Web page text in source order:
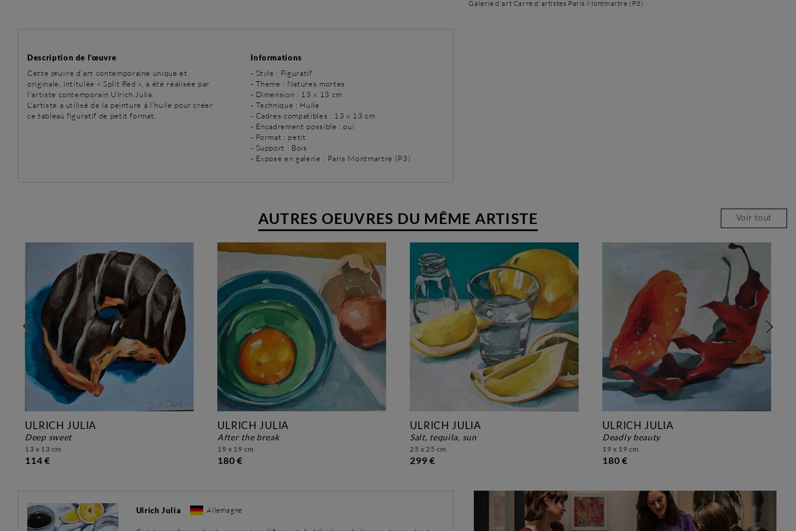
Galerie d'art Carré d'artistes Paris Montmartre (P3)
Description de l'œuvre
Cette œuvre d'art contemporaine unique et
originale, intitulée « Split Red », a été réalisée par
l'artiste contemporain Ulrich Julia.
L'artiste a utilisé de la peinture à l'huile pour créer
ce tableau figuratif de petit format.
Informations
- Style : Figuratif
- Theme : Natures mortes
- Dimension : 13 x 13 cm
- Technique : Huile
- Cadres compatibles : 13 x 13 cm
- Encadrement possible : oui
- Format : petit
- Support : Bois
- Exposé en galerie : Paris Montmartre (P3)
AUTRES OEUVRES DU MÊME ARTISTE Voir tout
ULRICH JULIA
deep sweet
13 x 13 cm
114 €
ULRICH JULIA
after the break
19 x 19 cm
180 €
ULRICH JULIA
salt, tequila, sun
25 x 25 cm
299 €
ULRICH JULIA
deadly beauty
19 x 19 cm
180 €
Ulrich Julia Allemagne